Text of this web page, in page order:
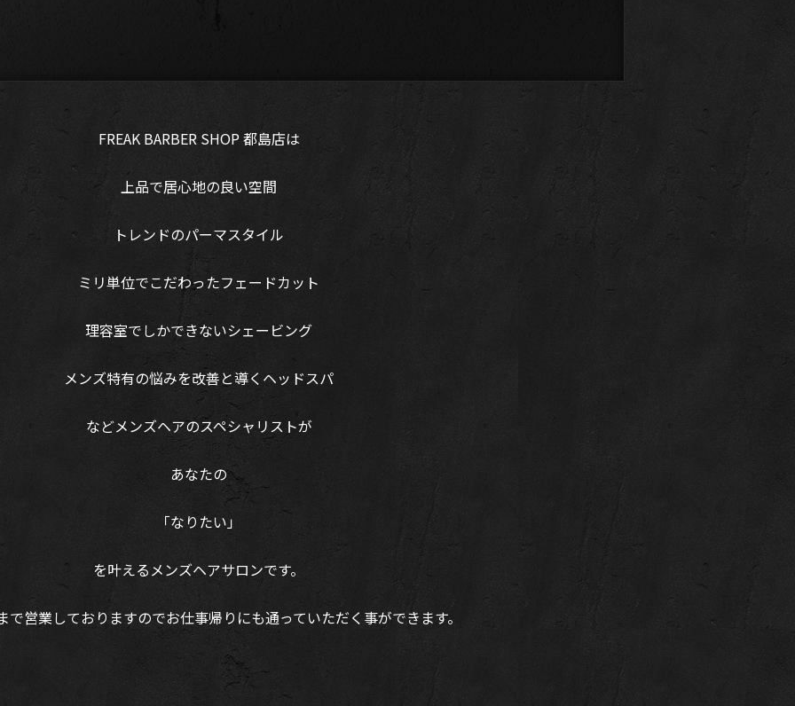
FREAK BARBER SHOP 都島店は
上品で居心地の良い空間
トレンドのパーマスタイル
ミリ単位でこだわったフェードカット
理容室でしかできないシェービング
メンズ特有の悩みを改善と導くヘッドスパ
などメンズヘアのスペシャリストが
あなたの
「なりたい」
を叶えるメンズヘアサロンです。
で営業しておりますのでお仕事帰りにも通っていただく事ができます。